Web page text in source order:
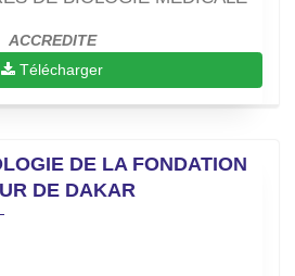
ACCREDITE
Télécharger
DE LA FONDATION
DE DAKAR